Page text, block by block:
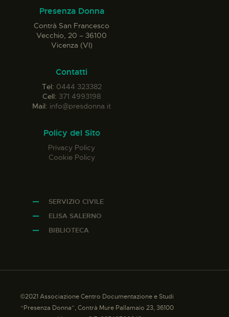
Presenza Donna
Contrà San Francesco
Vecchio, 20 – 36100
Vicenza (VI)
Contatti
Tel: 0444 323382
Cell: 371 4993198
Mail: info@presdonna.it
Policy del Sito
Privacy Policy
Cookie Policy
SERVIZIO CIVILE
ELISA SALERNO
BIBLIOTECA
©2021 Associazione Centro Documentazione e Studi
“Presenza Donna”, Contrà Mure Pallamaio 23, 36100